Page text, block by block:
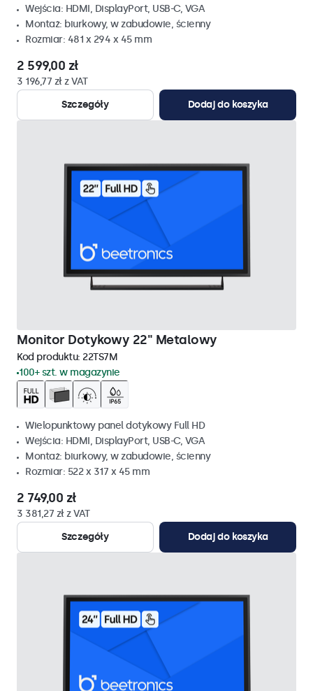
Wejścia: HDMI, DisplayPort, USB-C, VGA
Montaż: biurkowy, w zabudowie, ścienny
Rozmiar: 481 x 294 x 45 mm
2 599,00 zł
3 196,77 zł z VAT
Szczegóły
Dodaj do koszyka
Monitor Dotykowy 22" Metalowy
Kod produktu: 22TS7M
100+ szt. w magazynie
Wielopunktowy panel dotykowy Full HD
Wejścia: HDMI, DisplayPort, USB-C, VGA
Montaż: biurkowy, w zabudowie, ścienny
Rozmiar: 522 x 317 x 45 mm
2 749,00 zł
3 381,27 zł z VAT
Szczegóły
Dodaj do koszyka